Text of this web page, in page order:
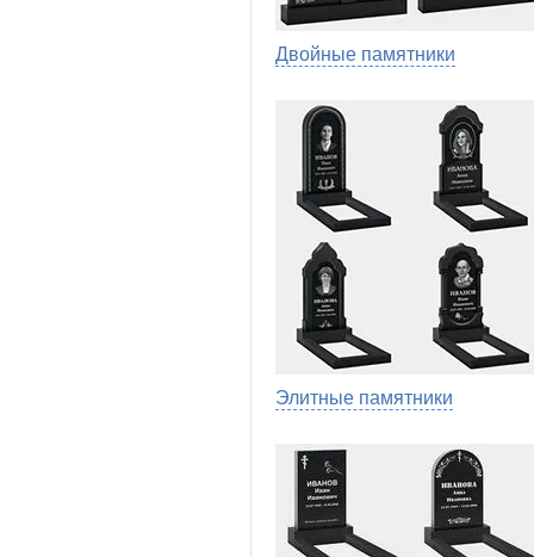
Двойные памятники
Элитные памятники